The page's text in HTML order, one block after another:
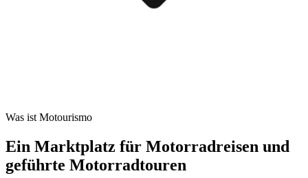
Was ist Motourismo
Ein Marktplatz für Motorradreisen und
geführte Motorradtouren